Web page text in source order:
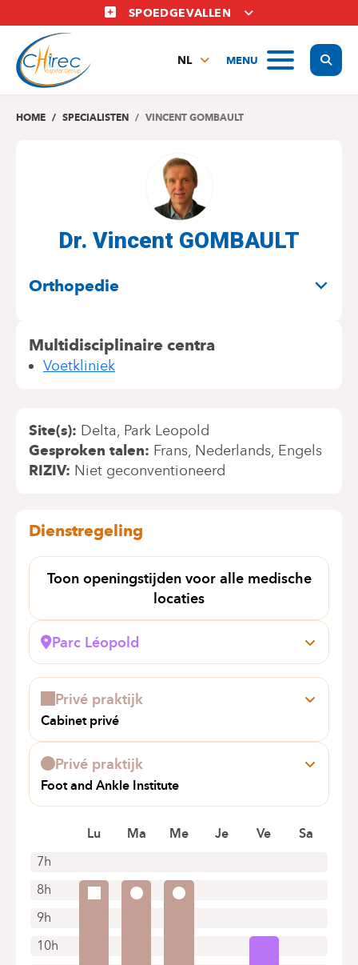
en
naar
inhoud
SPOEDGEVALLEN
MENU
NL
EN
HOME SPECIALISTEN VINCENT GOMBAULT
Dr. Vincent GOMBAULT
Orthopedie
Multidisciplinaire centra
Voetkliniek
Site(s) Delta Park Leopold
Gesproken talen Frans Nederlands Engels
RIZIV Niet geconventioneerd
Dienstregeling
Toon openingstijden voor alle medische
locaties
Parc Léopold
Rue du Trône, 100
1050 Bruxelles (Ixelles)
+32 2 434 81 03
Alleen telefonische afspraken
Privé praktijk
Cabinet privé
Avenue des Franciscains 3
1150 WOLUWE-SAINT-PIERRE
+32 2 771 01 06
Privé praktijk
Foot and Ankle Institute
Avenue Ariane 5
Alleen telefonische afspraken
7h
8h
9h
10h
Lu Ma Me Je Ve Sa